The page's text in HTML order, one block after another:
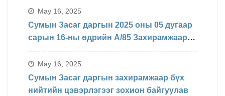
May 16, 2025
Сумын Засаг даргын 2025 оны 05 дугаар
сарын 16-ны өдрийн А/85 Захирамжаар
явагдахаар болсон.
May 16, 2025
Сумын Засаг даргын захирамжаар бүх
нийтийн цэвэрлэгээг зохион байгуулав